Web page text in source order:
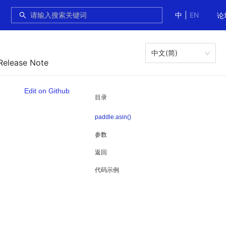
中 EN 论
Note
中文(简)
目录
paddle.asin()
参数
返回
代码示例
Edit on Github